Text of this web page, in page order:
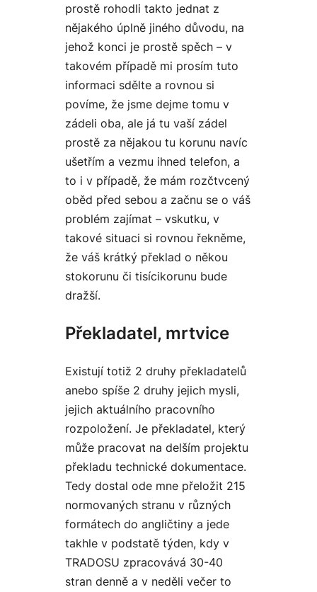
prostě rohodli takto jednat z
nějakého úplně jiného důvodu, na
jehož konci je prostě spěch – v
takovém případě mi prosím tuto
informaci sdělte a rovnou si
povíme, že jsme dejme tomu v
zádeli oba, ale já tu vaší zádel
prostě za nějakou tu korunu navíc
ušetřím a vezmu ihned telefon, a
to i v případě, že mám rozčtvcený
oběd před sebou a začnu se o váš
problém zajímat – vskutku, v
takové situaci si rovnou řekněme,
že váš krátký překlad o někou
stokorunu či tisícikorunu bude
dražší.
Překladatel, mrtvice
Existují totiž 2 druhy překladatelů
anebo spíše 2 druhy jejich mysli,
jejich aktuálního pracovního
rozpoložení. Je překladatel, který
může pracovat na delším projektu
překladu technické dokumentace.
Tedy dostal ode mne přeložit 215
normovaných stranu v různých
formátech do angličtiny a jede
takhle v podstatě týden, kdy v
TRADOSU zpracovává 30-40
stran denně a v neděli večer to